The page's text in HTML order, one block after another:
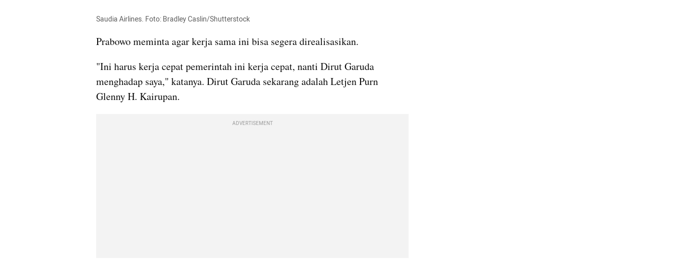
Saudia Airlines. Foto: Bradley Caslin/Shutterstock
Prabowo meminta agar kerja sama ini bisa segera direalisasikan.
"Ini harus kerja cepat pemerintah ini kerja cepat, nanti Dirut Garuda
menghadap saya," katanya. Dirut Garuda sekarang adalah Letjen Purn
Glenny H. Kairupan.
ADVERTISEMENT